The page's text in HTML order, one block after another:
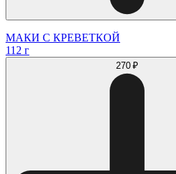
МАКИ С КРЕВЕТКОЙ
112 г
270 ₽